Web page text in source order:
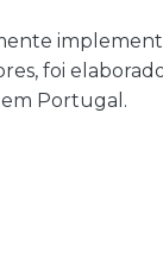
foi
Portugal.